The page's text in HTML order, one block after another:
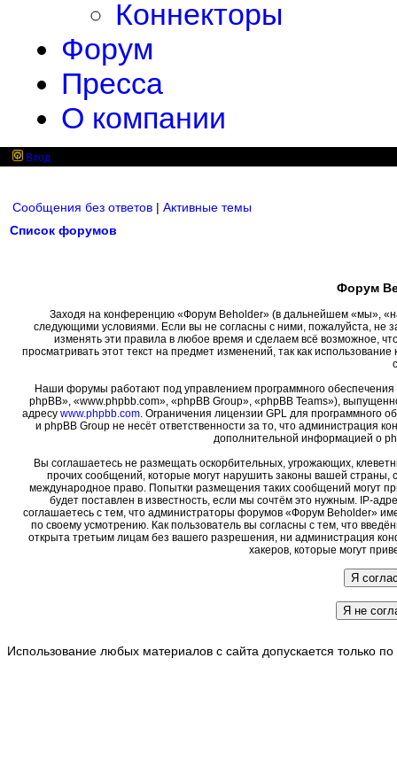
Коннекторы
Форум
Пресса
О компании
Вход
Сообщения без ответов | Активные темы
Список форумов
Форум
Заходя на конференцию «Форум Beholder» (в дальнейшем «мы»,
следующими условиями. Если вы не согласны с ними, пожалуйста, не
изменять эти правила в любое время и сделаем всё возможное,
просматривать этот текст на предмет изменений, так как
Наши форумы работают под управлением программного
phpBB», «www.phpbb.com», «phpBB Group», «phpBB Teams»),
адресу www.phpbb.com. Ограничения лицензии GPL для программного
и phpBB Group не несёт ответственности за то, что администрация
дополнительной информацией о
Вы соглашаетесь не размещать оскорбительных, угрожающих,
прочих сообщений, которые могут нарушить законы вашей страны,
международное право. Попытки размещения таких сообщений могут
будет поставлен в известность, если мы сочтём это нужным. IP-
соглашаетесь с тем, что администраторы форумов «Форум Beholder»
по своему усмотрению. Как пользователь вы согласны с тем, что
открыта третьим лицам без вашего разрешения, ни администрация
хакеров, которые могут
Использование любых материалов с сайта допускается только